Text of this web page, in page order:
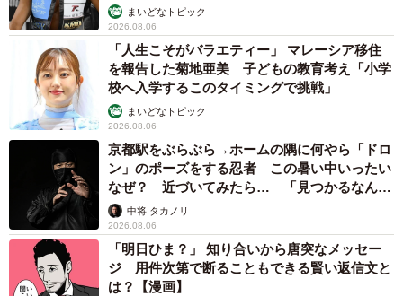
まいどなトピック
2026.08.06
「人生こそがバラエティー」 マレーシア移住
を報告した菊地亜美 子どもの教育考え「小学
校へ入学するこのタイミングで挑戦」
まいどなトピック
2026.08.06
京都駅をぶらぶら→ホームの隅に何やら「ドロ
ン」のポーズをする忍者 この暑い中いったい
なぜ？ 近づいてみたら… 「見つかるなんて
未熟」中将 タカノリ
2026.08.06
「明日ひま？」 知り合いから唐突なメッセー
ジ 用件次第で断ることもできる賢い返信文と
は？【漫画】